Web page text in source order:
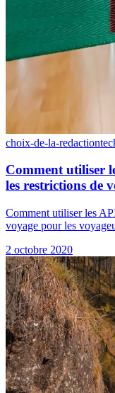
choix-de-la-redaction
Comment utiliser
les restrictions de
Comment utiliser les
voyage pour les
2 octobre 2020